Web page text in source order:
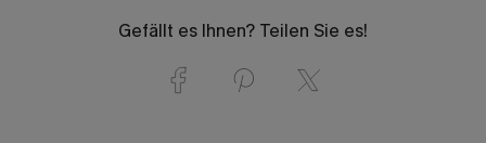
Gefällt es Ihnen? Teilen Sie es!